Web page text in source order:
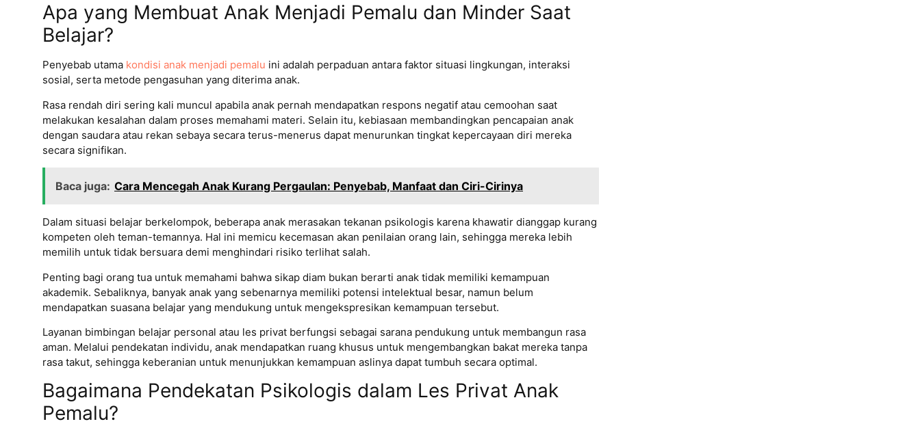
Apa yang Membuat Anak Menjadi Pemalu dan Minder Saat
Belajar?
Penyebab utama kondisi anak menjadi pemalu ini adalah perpaduan antara faktor situasi lingkungan, interaksi
sosial, serta metode pengasuhan yang diterima anak.
Rasa rendah diri sering kali muncul apabila anak pernah mendapatkan respons negatif atau cemoohan saat
melakukan kesalahan dalam proses memahami materi. Selain itu, kebiasaan membandingkan pencapaian anak
dengan saudara atau rekan sebaya secara terus-menerus dapat menurunkan tingkat kepercayaan diri mereka
secara signifikan.
Baca juga: Cara Mencegah Anak Kurang Pergaulan: Penyebab, Manfaat dan Ciri-Cirinya
Dalam situasi belajar berkelompok, beberapa anak merasakan tekanan psikologis karena khawatir dianggap kurang
kompeten oleh teman-temannya. Hal ini memicu kecemasan akan penilaian orang lain, sehingga mereka lebih
memilih untuk tidak bersuara demi menghindari risiko terlihat salah.
Penting bagi orang tua untuk memahami bahwa sikap diam bukan berarti anak tidak memiliki kemampuan
akademik. Sebaliknya, banyak anak yang sebenarnya memiliki potensi intelektual besar, namun belum
mendapatkan suasana belajar yang mendukung untuk mengekspresikan kemampuan tersebut.
Layanan bimbingan belajar personal atau les privat berfungsi sebagai sarana pendukung untuk membangun rasa
aman. Melalui pendekatan individu, anak mendapatkan ruang khusus untuk mengembangkan bakat mereka tanpa
rasa takut, sehingga keberanian untuk menunjukkan kemampuan aslinya dapat tumbuh secara optimal.
Bagaimana Pendekatan Psikologis dalam Les Privat Anak
Pemalu?